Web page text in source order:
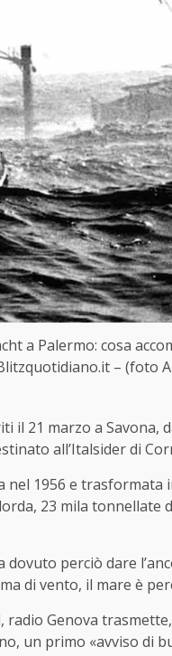
a Palermo: cosa
– (foto
21 marzo a Savona,
all’Italsider di
nel 1956 e
23 mila tonnellate
dovuto perciò dare
di vento, il mare è
Genova
un primo «avviso di